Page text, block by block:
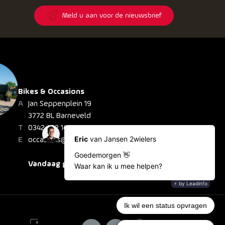
Meld u aan voor de nieuwsbrief
Bikes & Occasions
Jan Seppenplein 19
3772 BL Barneveld
0342 422 148
occasions@jansen2wielers.nl
Vandaag gesloten